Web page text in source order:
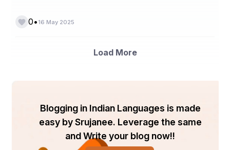
0• 16 May 2025
Load More
Blogging in Indian Languages is made
easy by Srujanee. Leverage the same
and Write your blog now!!